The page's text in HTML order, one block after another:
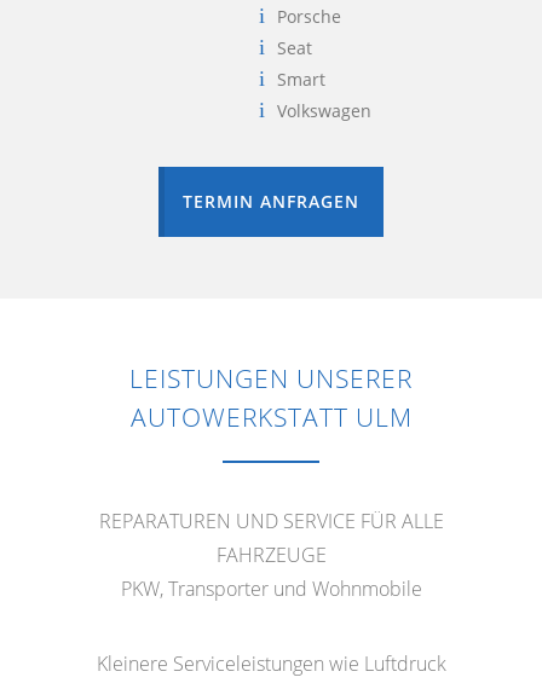
Porsche
Seat
Smart
Volkswagen
TERMIN ANFRAGEN
LEISTUNGEN UNSERER
AUTOWERKSTATT ULM
REPARATUREN UND SERVICE FÜR ALLE
FAHRZEUGE
PKW, Transporter und Wohnmobile
Kleinere Serviceleistungen wie Luftdruck